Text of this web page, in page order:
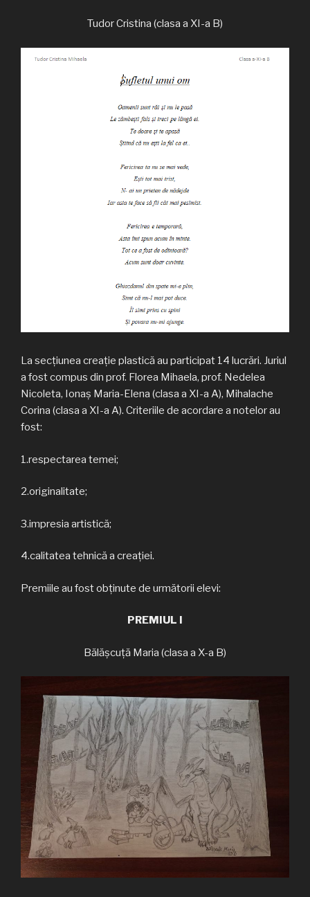
Tudor Cristina (clasa a XI-a B)
La secțiunea creație plastică au participat 14 lucrări. Juriul
a fost compus din prof. Florea Mihaela, prof. Nedelea
Nicoleta, Ionaș Maria-Elena (clasa a XI-a A), Mihalache
Corina (clasa a XI-a A). Criteriile de acordare a notelor au
fost:
1.respectarea temei;
2.originalitate;
3.impresia artistică;
4.calitatea tehnică a creaţiei.
Premiile au fost obținute de următorii elevi:
PREMIUL I
Bălășcuță Maria (clasa a X-a B)